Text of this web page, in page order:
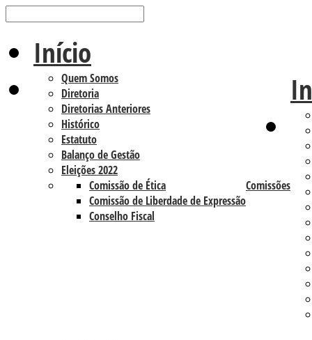
Início
Quem Somos
Diretoria
Diretorias Anteriores
Histórico
Estatuto
Balanço de Gestão
Eleições 2022
Comissões
Comissão de Ética
Comissão de Liberdade de Expressão
Conselho Fiscal